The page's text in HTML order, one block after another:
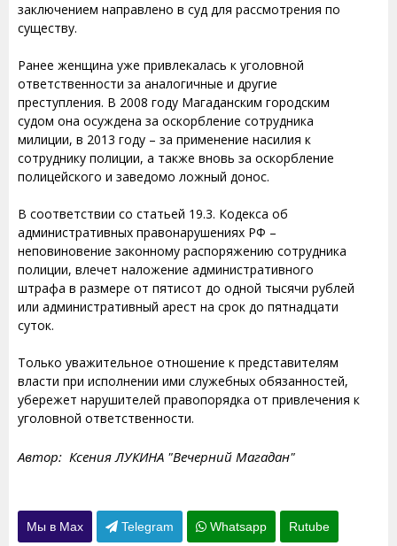
заключением направлено в суд для рассмотрения по
существу.
Ранее женщина уже привлекалась к уголовной
ответственности за аналогичные и другие
преступления. В 2008 году Магаданским городским
судом она осуждена за оскорбление сотрудника
милиции, в 2013 году – за применение насилия к
сотруднику полиции, а также вновь за оскорбление
полицейского и заведомо ложный донос.
В соответствии со статьей 19.3. Кодекса об
административных правонарушениях РФ –
неповиновение законному распоряжению сотрудника
полиции, влечет наложение административного
штрафа в размере от пятисот до одной тысячи рублей
или административный арест на срок до пятнадцати
суток.
Только уважительное отношение к представителям
власти при исполнении ими служебных обязанностей,
убережет нарушителей правопорядка от привлечения к
уголовной ответственности.
Автор: Ксения ЛУКИНА "Вечерний Магадан"
Мы в Max Telegram Whatsapp Rutube